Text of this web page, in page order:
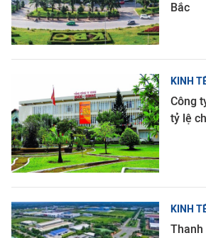
Bắc
KINH
Công
tỷ lệ
KINH
Thanh